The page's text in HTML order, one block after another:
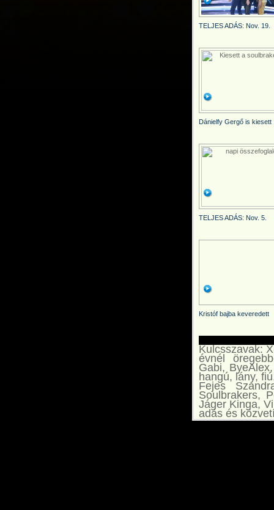
TELJES ADÁS: Nov. 19.
Dánielfy Gergő is kiesett
TELJES ADÁS: Nov. 5.
Kristóf bajba keveredett
Kulcsszavak:
évnél
Gabi,
hangú, lány,
Fejes
Soulbrakers,
Jáger Kinga,
adás és